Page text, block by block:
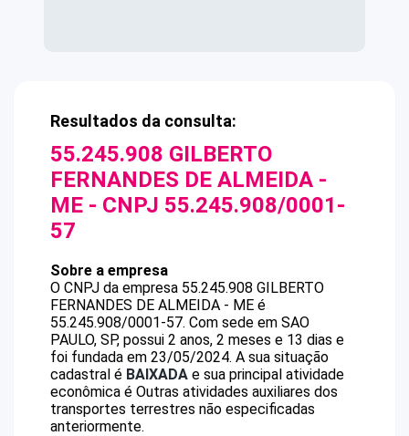
Resultados da consulta:
55.245.908 GILBERTO
FERNANDES DE ALMEIDA -
ME - CNPJ 55.245.908/0001-
57
Sobre a empresa
O CNPJ da empresa 55.245.908 GILBERTO
FERNANDES DE ALMEIDA - ME é
55.245.908/0001-57. Com sede em SAO
PAULO, SP, possui 2 anos, 2 meses e 13 dias e
foi fundada em 23/05/2024. A sua situação
cadastral é BAIXADA e sua principal atividade
econômica é Outras atividades auxiliares dos
transportes terrestres não especificadas
anteriormente.